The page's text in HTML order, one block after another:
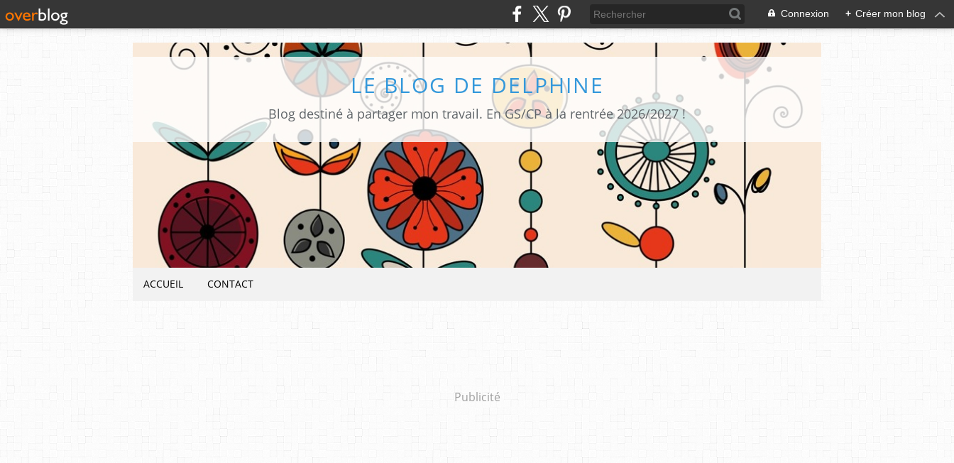
Connexion + Créer mon blog
LE BLOG DE DELPHINE
Blog destiné à partager mon travail. En GS/CP à la rentrée 2026/2027 !
ACCUEIL CONTACT
Publicité